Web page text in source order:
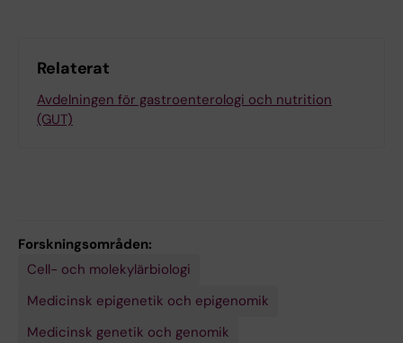
Relaterat
Avdelningen för gastroenterologi och nutrition
(GUT)
Forskningsområden:
Cell- och molekylärbiologi
Medicinsk epigenetik och epigenomik
Medicinsk genetik och genomik